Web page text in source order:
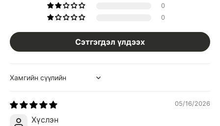
0
0
Сэтгэгдэл үлдээх
Sort by
05/16/2026
Хүслэн